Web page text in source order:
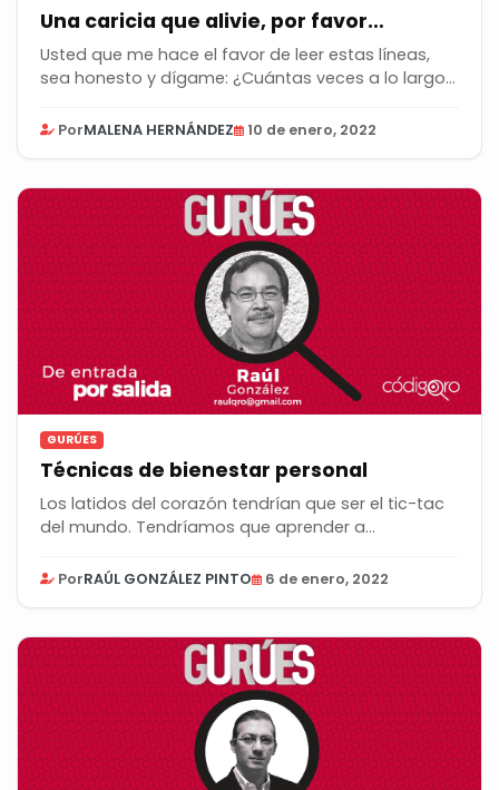
Una caricia que alivie, por favor…
Usted que me hace el favor de leer estas líneas,
sea honesto y dígame: ¿Cuántas veces a lo largo...
PorMALENA HERNÁNDEZ 10 de enero, 2022
GURÚES
Técnicas de bienestar personal
Los latidos del corazón tendrían que ser el tic-tac
del mundo. Tendríamos que aprender a...
PorRAÚL GONZÁLEZ PINTO 6 de enero, 2022